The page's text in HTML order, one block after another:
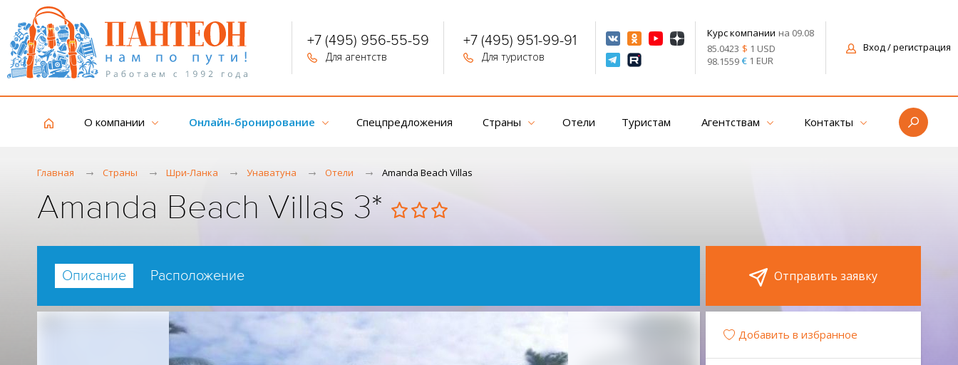
+7 (495) 956-55-59
Для агентств
+7 (495) 951-99-91
Для туристов
Курс компании на 09.08
85.0423 $ 1 USD
98.1559 €1 EUR
Вход/ регистрация
О компании Онлайн-бронирование Спецпредложения Страны Отели Туристам Агентствам Контакты
Главная Страны Шри-Ланка Унаватуна Отели Amanda Beach Villas
Amanda Beach Villas 3*
Описание Расположение Отправить заявку
Добавить в избранное